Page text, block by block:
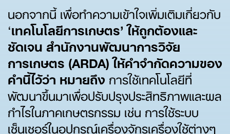
นอกจากนี้ เพื่อทำความเข้าใจเพิ่มเติมเกี่ยวกับ
‘เทคโนโลยีการเกษตร’ให้ถูกต้องและ
ชัดเจน สำนักงานพัฒนาการวิจัย
การเกษตร (ARDA)ให้คำจำกัดความของ
คำนี้ไว้ว่า หมายถึงการใช้เทคโนโลยีที่
พัฒนาขึ้นมาเพื่อปรับปรุงประสิทธิภาพและผล
กำไรในภาคเกษตรกรรม เช่น การใช้ระบบ
เซ็นเซอร์ในอุปกรณ์เครื่องจักรเครื่องใช้ต่างๆ